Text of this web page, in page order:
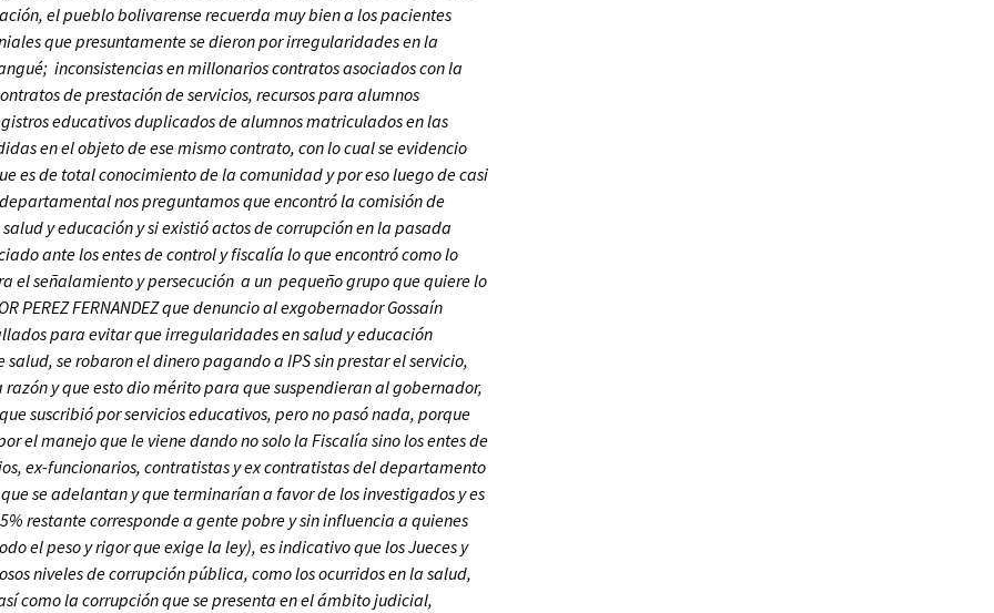
el pueblo bolivarense recuerda muy bien a los pacientes
que presuntamente se dieron por irregularidades en la
inconsistencias en millonarios contratos asociados con la
de prestación de servicios, recursos para alumnos
educativos duplicados de alumnos matriculados en las
en el objeto de ese mismo contrato, con lo cual se evidencio
es de total conocimiento de la comunidad y por eso luego de casi
nos preguntamos que encontró la comisión de
y educación y si existió actos de corrupción en la pasada
ante los entes de control y fiscalía lo que encontró como lo
el señalamiento y persecución a un pequeño grupo que quiere lo
PEREZ FERNANDEZ que denuncio al exgobernador Gossaín
para evitar que irregularidades en salud y educación
se robaron el dinero pagando a IPS sin prestar el servicio,
y que esto dio mérito para que suspendieran al gobernador,
suscribió por servicios educativos, pero no pasó nada, porque
el manejo que le viene dando no solo la Fiscalía sino los entes de
ex-funcionarios, contratistas y ex contratistas del departamento
se adelantan y que terminarían a favor de los investigados y es
restante corresponde a gente pobre y sin influencia a quienes
el peso y rigor que exige la ley), es indicativo que los Jueces y
niveles de corrupción pública, como los ocurridos en la salud,
como la corrupción que se presenta en el ámbito judicial,